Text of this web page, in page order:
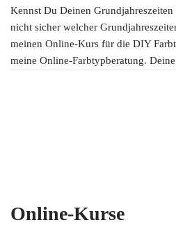
Kennst Du Deinen
nicht sicher welcher
meinen Online-Kurs für die DIY
meine Online-Farbtypberatung.
Online-Kurse